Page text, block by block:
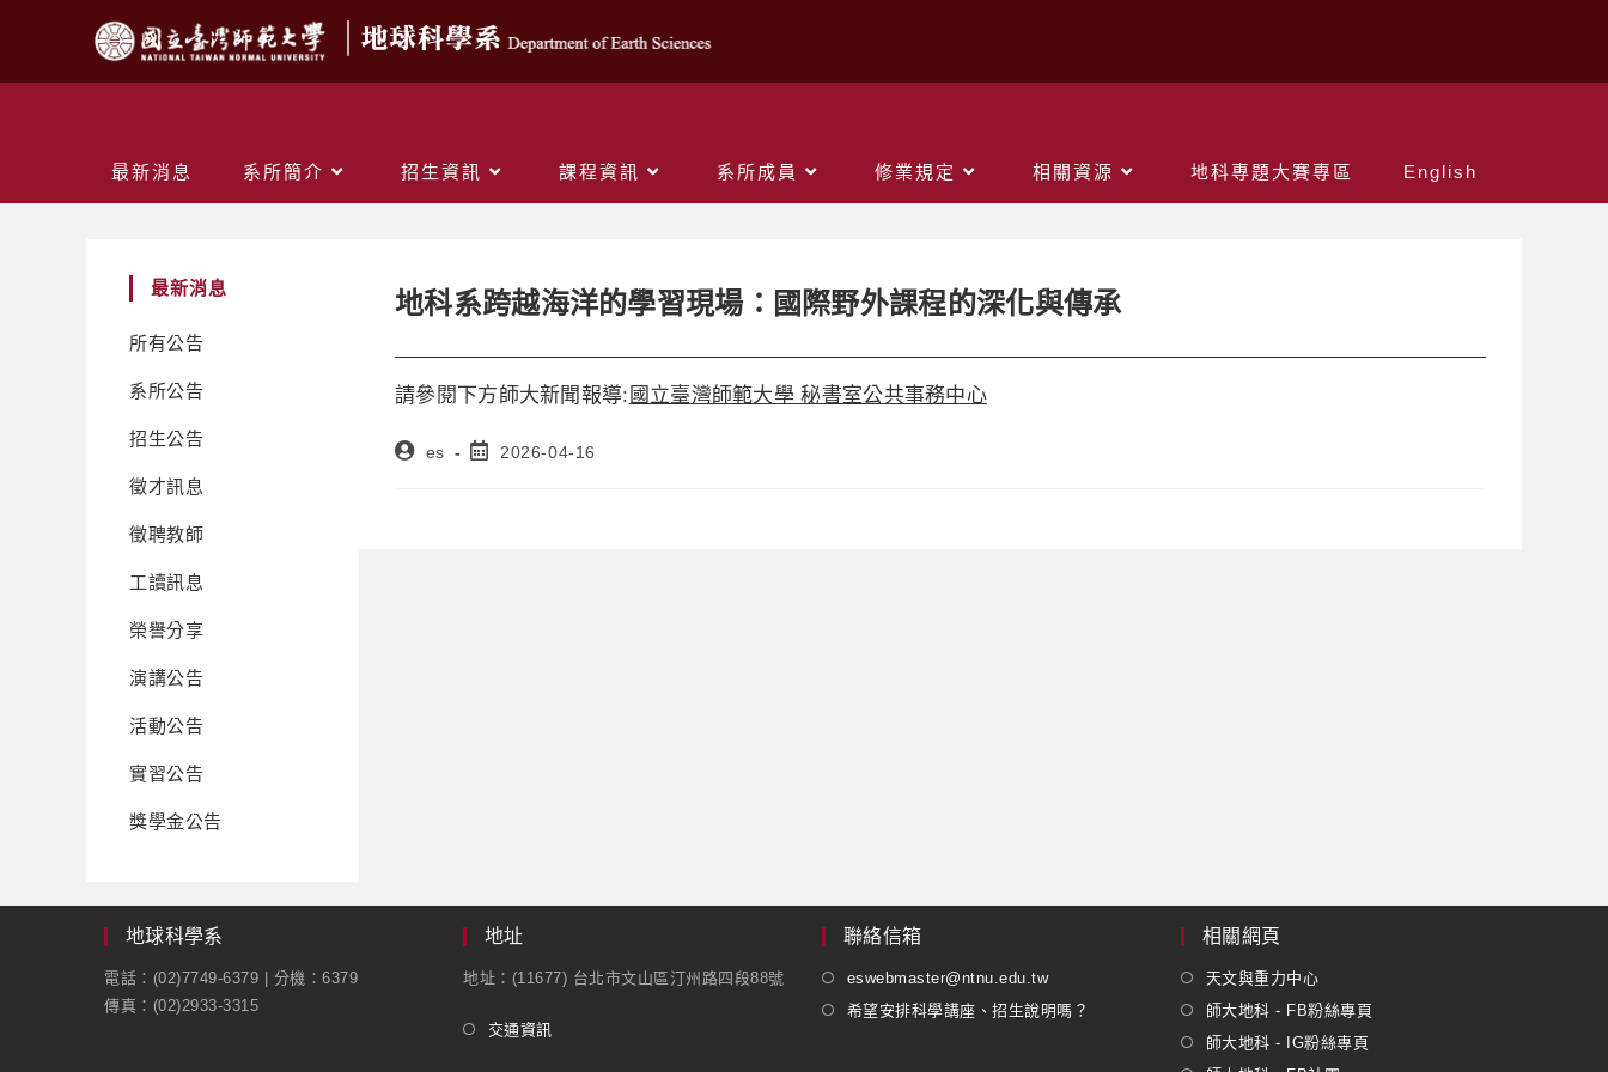
最新消息 系所簡介 招生資訊 課程資訊 系所成員 修業規定 相關資源 地科專題大賽專區 English
最新消息
所有公告
系所公告
招生公告
徵才訊息
徵聘教師
工讀訊息
榮譽分享
演講公告
活動公告
實習公告
獎學金公告
地科系跨越海洋的學習現場：國際野外課程的深化與傳承
請參閱下方師大新聞報導: 國立臺灣師範大學 秘書室公共事務中心
es 2026-04-16
地球科學系
電話：(02)7749-6379 | 分機：6379
傳真：(02)2933-3315
地址
地址：(11677) 台北市文山區汀州路四段88號
交通資訊
聯絡信箱
eswebmaster@ntnu.edu.tw
希望安排科學講座、招生說明嗎？
相關網頁
天文與重力中心
師大地科 - FB粉絲專頁
師大地科 - IG粉絲專頁